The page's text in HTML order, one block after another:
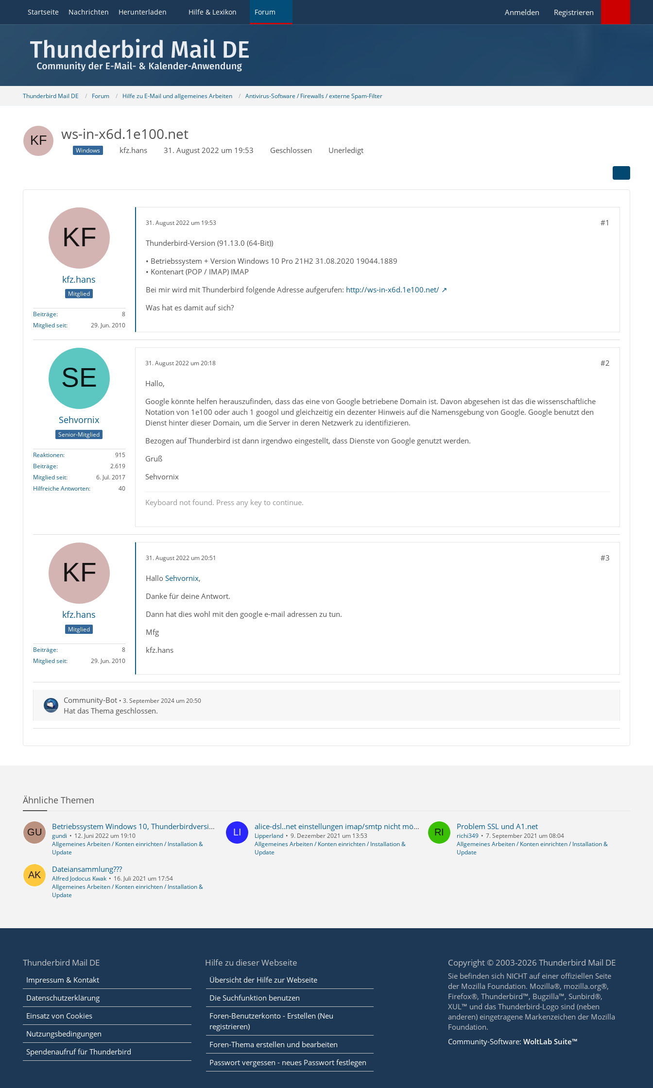
Startseite Nachrichten Herunterladen Hilfe & Lexikon Forum Anmelden Registrieren
Thunderbird Mail DE Forum Hilfe zu E-Mail und allgemeines Arbeiten Antivirus-Software / Firewalls / externe Spam-Filter
ws-in-x6d.1e100.net
Windows kfz.hans 31. August 2022 um 19:53 Geschlossen Unerledigt
kfz.hans
Mitglied
Beiträge
8
Mitglied seit
29. Jun. 2010
31. August 2022 um 19:53 #1
Thunderbird-Version (91.13.0 (64-Bit))
• Betriebssystem + Version Windows 10 Pro 21H2 31.‎08.‎2020 19044.1889
• Kontenart (POP / IMAP) IMAP
Bei mir wird mit Thunderbird folgende Adresse aufgerufen: http://ws-in-x6d.1e100.net/
Was hat es damit auf sich?
Sehvornix
Senior-Mitglied
Reaktionen
915
Beiträge
2.619
Mitglied seit
6. Jul. 2017
Hilfreiche Antworten
40
31. August 2022 um 20:18 #2
Hallo,
Google könnte helfen herauszufinden, dass das eine von Google betriebene Domain ist. Davon abgesehen ist das die wissenschaftliche
Notation von 1e100 oder auch 1 googol und gleichzeitig ein dezenter Hinweis auf die Namensgebung von Google. Google benutzt den
Dienst hinter dieser Domain, um die Server in deren Netzwerk zu identifizieren.
Bezogen auf Thunderbird ist dann irgendwo eingestellt, dass Dienste von Google genutzt werden.
Gruß
Sehvornix
Keyboard not found. Press any key to continue.
kfz.hans
Mitglied
Beiträge
8
Mitglied seit
29. Jun. 2010
31. August 2022 um 20:51 #3
Hallo Sehvornix,
Danke für deine Antwort.
Dann hat dies wohl mit den google e-mail adressen zu tun.
Mfg
kfz.hans
Community-Bot 3. September 2024 um 20:50
Hat das Thema geschlossen.
Ähnliche Themen
Betriebssystem Windows 10, Thunderbirdversion kann ich nicht finden, IMAP, M-net, Keine, Firewall Windows, Router Fritzbox
gundi
12. Juni 2022 um 19:10
Allgemeines Arbeiten / Konten einrichten / Installation &
Update
alice-dsl..net einstellungen imap/smtp nicht möglich
Lipperland
9. Dezember 2021 um 13:53
Allgemeines Arbeiten / Konten einrichten / Installation &
Update
Problem SSL und A1.net
richi349
7. September 2021 um 08:04
Allgemeines Arbeiten / Konten einrichten / Installation &
Update
Dateiansammlung???
Alfred Jodocus Kwak
16. Juli 2021 um 17:54
Allgemeines Arbeiten / Konten einrichten / Installation &
Update
Thunderbird Mail DE
Impressum & Kontakt
Datenschutzerklärung
Einsatz von Cookies
Nutzungsbedingungen
Spendenaufruf für Thunderbird
Hilfe zu dieser Webseite
Übersicht der Hilfe zur Webseite
Die Suchfunktion benutzen
Foren-Benutzerkonto - Erstellen (Neu
registrieren)
Foren-Thema erstellen und bearbeiten
Passwort vergessen - neues Passwort festlegen
Copyright © 2003-2026 Thunderbird Mail DE
Sie befinden sich NICHT auf einer offiziellen Seite
der Mozilla Foundation. Mozilla®, mozilla.org®,
Firefox®, Thunderbird™, Bugzilla™, Sunbird®,
XUL™ und das Thunderbird-Logo sind (neben
anderen) eingetragene Markenzeichen der Mozilla
Foundation.
Community-Software:WoltLab Suite™